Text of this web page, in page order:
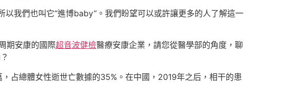
我們也叫它“進博baby”。我們盼望可以或許讓更多的人了解這一
期安康的國際超音波健檢醫療安康企業，請您從醫學部的角度，聊
占總體女性逝世亡數據的35%。在中國，2019年之后，相干的患